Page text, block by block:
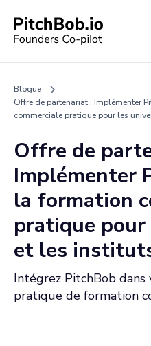
Blogue
Offre de partenariat : Implémenter
commerciale pratique pour les
Offre de
Implémenter
la formation
pratique
et les
Intégrez PitchBob
pratique de formation